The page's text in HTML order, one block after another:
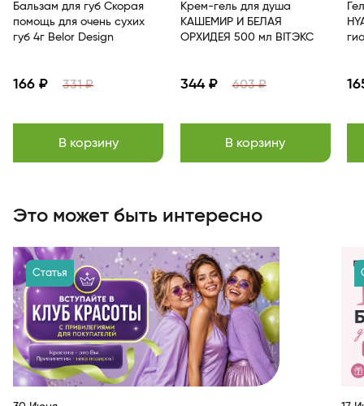
Бальзам для губ Скорая
помощь для очень сухих
губ 4г Belor Design
166 ₽ 331 ₽
В корзину
Крем-гель для душа
КАШЕМИР И БЕЛАЯ
ОРХИДЕЯ 500 мл BITЭКС
344 ₽ 603 ₽
В корзину
9
Это может быть интересно
Статья